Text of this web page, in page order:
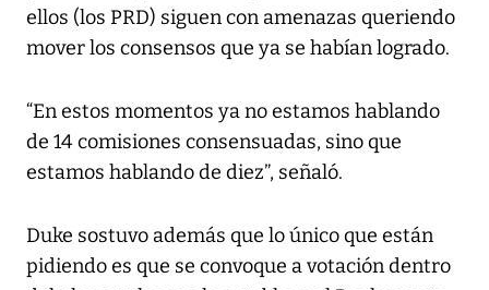
ellos (los PRD) siguen con amenazas queriendo
mover los consensos que ya se habían logrado.
“En estos momentos ya no estamos hablando
de 14 comisiones consensuadas, sino que
estamos hablando de diez”, señaló.
Duke sostuvo además que lo único que están
pidiendo es que se convoque a votación dentro